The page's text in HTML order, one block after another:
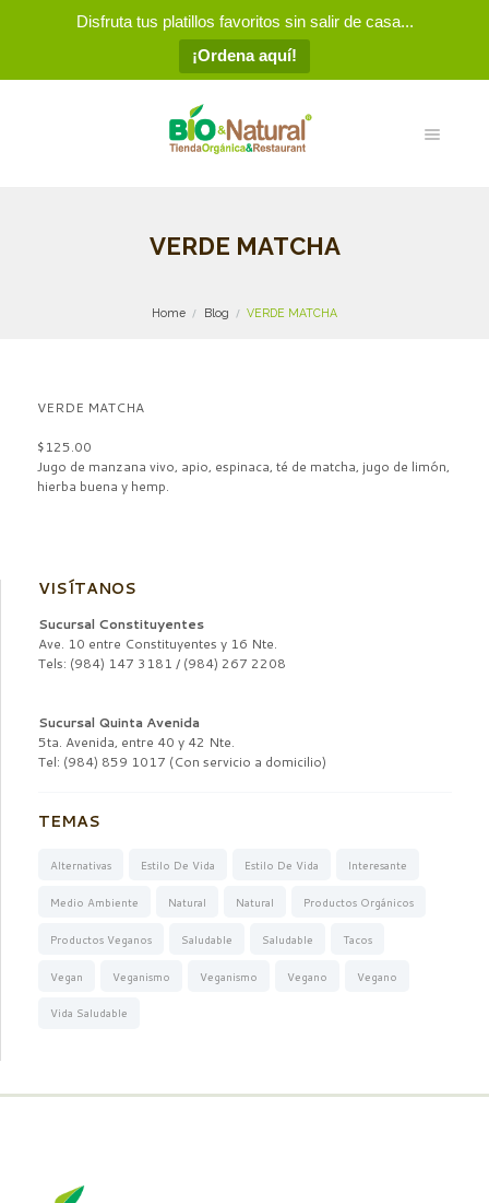
Disfruta tus platillos favoritos sin salir de casa...
¡Ordena aquí!
VERDE MATCHA
Home Blog VERDE MATCHA
VERDE MATCHA
$125.00
Jugo de manzana vivo, apio, espinaca, té de matcha, jugo de limón,
hierba buena y hemp.
VISÍTANOS
Sucursal Constituyentes
Ave. 10 entre Constituyentes y 16 Nte.
Tels: (984) 147 3181 / (984) 267 2208
Sucursal Quinta Avenida
5ta. Avenida, entre 40 y 42 Nte.
Tel: (984) 859 1017 (Con servicio a domicilio)
TEMAS
Alternativas Estilo De Vida Estilo De Vida Interesante
Medio Ambiente Natural Natural Productos Orgánicos
Productos Veganos Saludable Saludable Tacos
Vegan Veganismo Veganismo Vegano Vegano
Vida Saludable